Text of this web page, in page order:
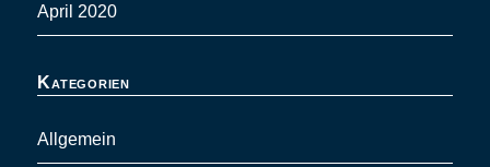
April 2020
Kategorien
Allgemein